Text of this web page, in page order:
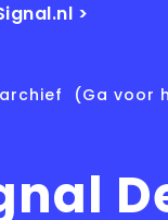
>
(Ga voor